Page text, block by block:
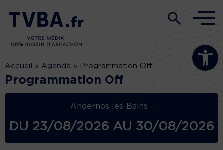
Ouvrir la
Accueil » Agenda » Programmation Off
Programmation Off
Andernos-les-Bains -
DU 23/08/2026 AU 30/08/2026